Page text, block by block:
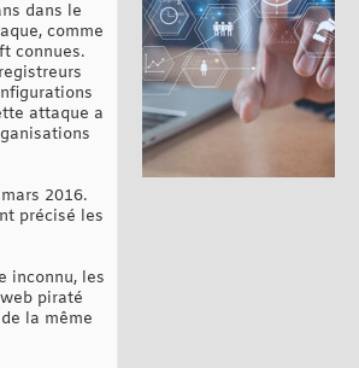
dans le
comme
connues.
attaque a
2016.
précisé les
inconnu, les
piraté
la même